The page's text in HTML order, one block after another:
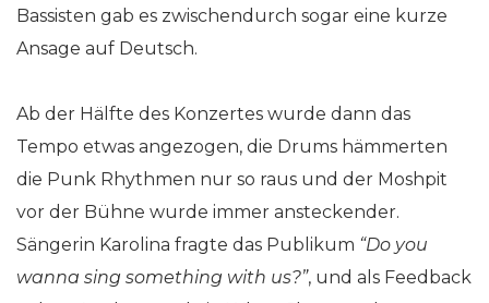
Bassisten gab es zwischendurch sogar eine kurze
Ansage auf Deutsch.
Ab der Hälfte des Konzertes wurde dann das
Tempo etwas angezogen, die Drums hämmerten
die Punk Rhythmen nur so raus und der Moshpit
vor der Bühne wurde immer ansteckender.
Sängerin Karolina fragte das Publikum “Do you
wanna sing something with us?”, und als Feedback